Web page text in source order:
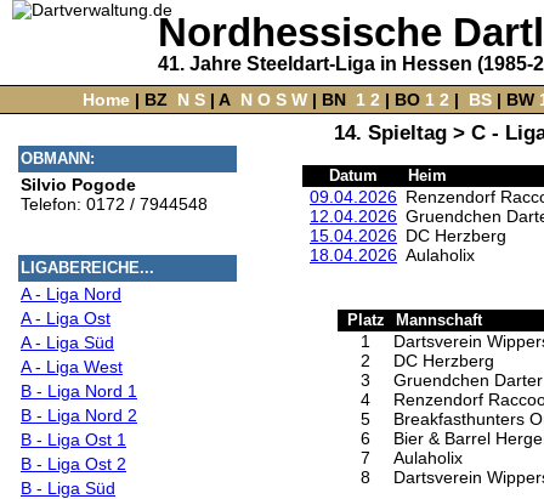
Nordhessische
41. Jahre Steeldart-Liga in Hessen (1985-
Home‌ | BZ N S‌ | A‌ N O S W‌ | BN‌ 1 2 | BO‌ 1 2 | BS| BW‌
14. Spieltag > C -
OBMANN:
Silvio Pogode
Telefon: 0172 / 7944548
LIGABEREICHE...
A - Liga Nord
A - Liga Ost
A - Liga Süd
A - Liga West
B - Liga Nord 1
B - Liga Nord 2
B - Liga Ost 1
B - Liga Ost 2
B - Liga Süd
Datum Heim
09.04.2026 Renzendorf
12.04.2026 Gruendchen
15.04.2026 DC Herzberg
18.04.2026 Aulaholix
Platz Mannschaft
1
Dartsverein
2
DC Herzberg
3
Gruendchen
4
Renzendorf
5
Breakfasthunters
6
Bier & Barrel
7
Aulaholix
8
Dartsverein